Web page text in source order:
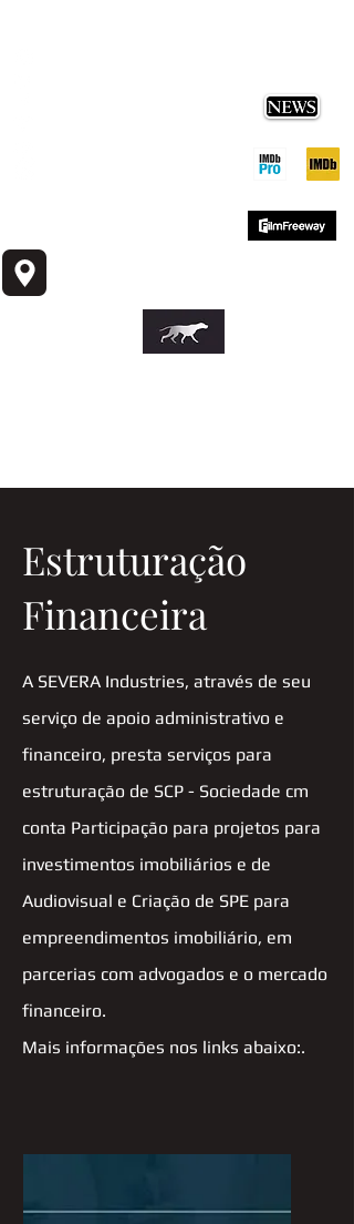
Estruturação
Financeira
A SEVERA Industries, através de seu
serviço de apoio administrativo e
financeiro, presta serviços para
estruturação de SCP - Sociedade cm
conta Participação para projetos para
investimentos imobiliários e de
Audiovisual e Criação de SPE para
empreendimentos imobiliário, em
parcerias com advogados e o mercado
financeiro.
Mais informações nos links abaixo:.